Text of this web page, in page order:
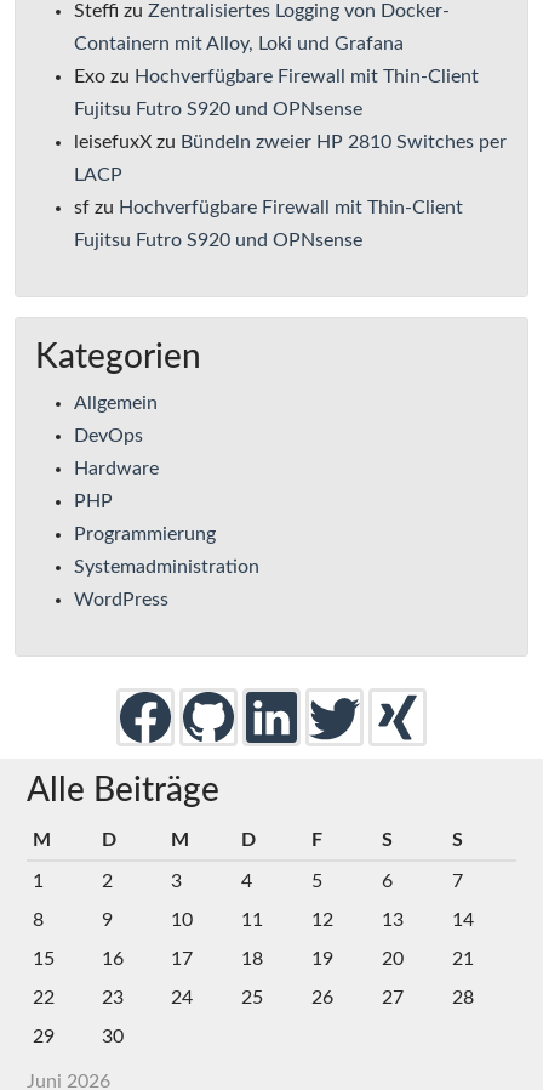
Steffi zu Zentralisiertes Logging von Docker-
Containern mit Alloy, Loki und Grafana
Exo zu Hochverfügbare Firewall mit Thin-Client
Fujitsu Futro S920 und OPNsense
leisefuxX zu Bündeln zweier HP 2810 Switches per
LACP
sf zu Hochverfügbare Firewall mit Thin-Client
Fujitsu Futro S920 und OPNsense
Kategorien
Allgemein
DevOps
Hardware
PHP
Programmierung
Systemadministration
WordPress
Alle Beiträge
Juni 2026
M D M D F S S
1 2 3 4 5 6
7
8
9 10 11 12 13
14
15
16 17 18 19 20
21
22
23 24 25 26 27
28
29
30